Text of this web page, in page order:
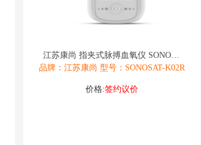
江苏康尚 指夹式脉搏血氧仪 SONOSAT
品牌：江苏康尚 型号：SONOSAT-K02R
价格:签约议价